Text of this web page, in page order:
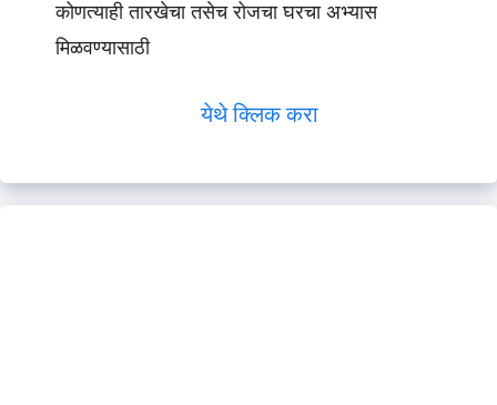
कोणत्याही तारखेचा तसेच रोजचा घरचा अभ्यास
मिळवण्यासाठी
येथे क्लिक करा